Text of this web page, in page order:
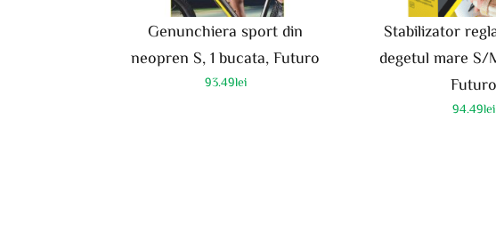
Genunchiera sport din
neopren S, 1 bucata, Futuro
93.49lei
Stabilizator
degetul mare S/
Futuro
94.49lei